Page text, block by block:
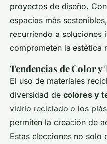
proyectos de diseño.
espacios más
recurriendo a soluciones
comprometen la estética
Tendencias de Color y
El uso de materiales
diversidad de colores y
vidrio reciclado o los
permiten la creación de
Estas elecciones no solo